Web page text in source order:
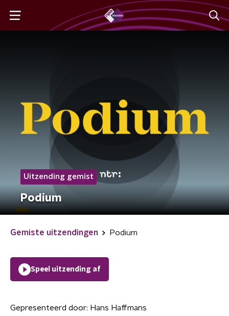
Uitzending gemist
Podium
Gemiste uitzendingen Podium
Speel uitzending af
Gepresenteerd door: Hans Haffmans